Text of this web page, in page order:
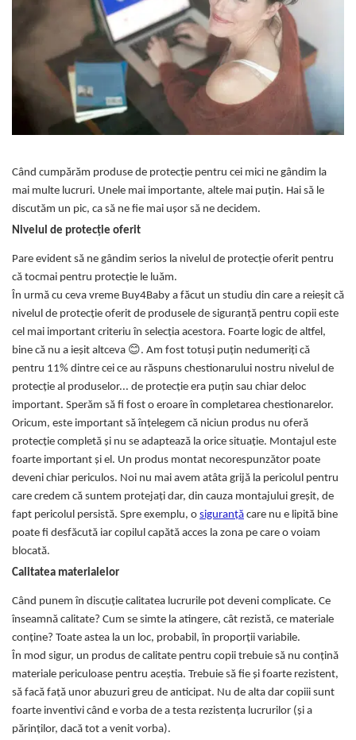
Protectii utile
Poarta siguranta copii
Deflectoare pentru aer conditionat
Protectii exterior
Casti antifonice pentru copii si
ski
Accesorii auto copii
Haine & accesorii plaja
Haine plaja / inot
Ochelari de soare
Palarii protectie UV
Accesorii plaja
Puericultura mare
Somnul bebelusului
Carucioare si scaune auto
Tarcuri copii / bebelusi
Scaune masa
Ingrijire bebe si mama
Igiena si ingrijire bebelusi
Accesorii bebelusi / nou-nascuti
Perne si saltele bebelusi
Maternitate
Jucarii copii si jocuri educative
Jucarii dentitie
Jocuri educative
Jucarii bebelusi
Covorase ortopedice senzoriale
Când cumpărăm produse de protecție pentru cei mici ne gândim la
mai multe lucruri. Unele mai importante, altele mai puțin. Hai să le
discutăm un pic, ca să ne fie mai ușor să ne decidem.
Nivelul de protecție oferit
Pare evident să ne gândim serios la nivelul de protecție oferit pentru
că tocmai pentru protecție le luăm.
În urmă cu ceva vreme Buy4Baby a făcut un studiu din care a reieșit că
nivelul de protecție oferit de produsele de siguranță pentru copii este
cel mai important criteriu în selecția acestora. Foarte logic de altfel,
bine că nu a ieșit altceva 😊. Am fost totuși puțin nedumeriți că
pentru 11% dintre cei ce au răspuns chestionarului nostru nivelul de
protecție al produselor... de protecție era puțin sau chiar deloc
important. Sperăm să fi fost o eroare în completarea chestionarelor.
Oricum, este important să înțelegem că niciun produs nu oferă
protecție completă și nu se adaptează la orice situație. Montajul este
foarte important și el. Un produs montat necorespunzător poate
deveni chiar periculos. Noi nu mai avem atâta grijă la pericolul pentru
care credem că suntem protejați dar, din cauza montajului greșit, de
fapt pericolul persistă. Spre exemplu, o siguranță care nu e lipită bine
poate fi desfăcută iar copilul capătă acces la zona pe care o voiam
blocată.
Calitatea materialelor
Când punem în discuție calitatea lucrurile pot deveni complicate. Ce
înseamnă calitate? Cum se simte la atingere, cât rezistă, ce materiale
conține? Toate astea la un loc, probabil, în proporții variabile.
În mod sigur, un produs de calitate pentru copii trebuie să nu conțină
materiale periculoase pentru aceștia. Trebuie să fie și foarte rezistent,
să facă față unor abuzuri greu de anticipat. Nu de alta dar copiii sunt
foarte inventivi când e vorba de a testa rezistența lucrurilor (și a
părinților, dacă tot a venit vorba).